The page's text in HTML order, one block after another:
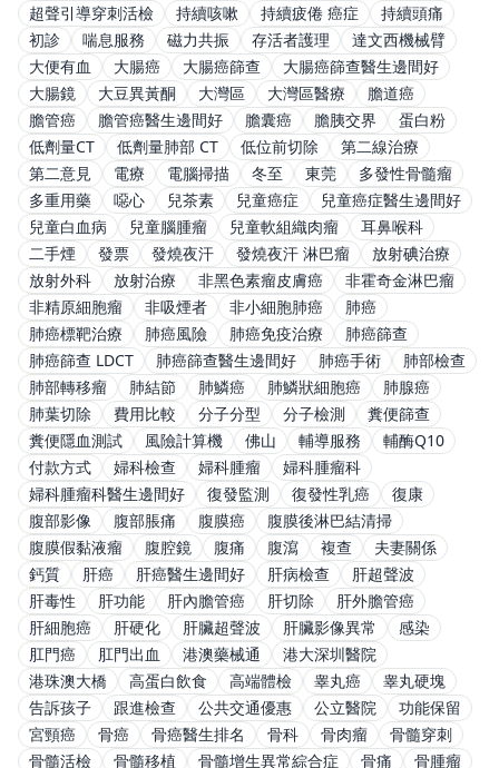
超聲引導穿刺活檢
持續咳嗽 持續疲倦 癌症
持續頭痛
初診
喘息服務 磁力共振 存活者護理
達文西機械臂
大便有血
大腸癌 大腸癌篩查
大腸癌篩查醫生邊間好
大腸鏡
大豆異黃酮 大灣區 大灣區醫療
膽道癌
膽管癌
膽管癌醫生邊間好 膽囊癌 膽胰交界
蛋白粉
低劑量CT
低劑量肺部 CT 低位前切除
第二線治療
第二意見
電療 電腦掃描 冬至 東莞
多發性骨髓瘤
多重用藥
噁心 兒茶素 兒童癌症
兒童癌症醫生邊間好
兒童白血病
兒童腦腫瘤 兒童軟組織肉瘤
耳鼻喉科
二手煙
發票 發燒夜汗 發燒夜汗 淋巴瘤
放射碘治療
放射外科
放射治療 非黑色素瘤皮膚癌
非霍奇金淋巴瘤
非精原細胞瘤
非吸煙者 非小細胞肺癌
肺癌
肺癌標靶治療
肺癌風險 肺癌免疫治療
肺癌篩查
肺癌篩查 LDCT
肺癌篩查醫生邊間好 肺癌手術
肺部檢查
肺部轉移瘤
肺結節 肺鱗癌 肺鱗狀細胞癌
肺腺癌
肺葉切除
費用比較 分子分型 分子檢測
糞便篩查
糞便隱血測試
風險計算機 佛山 輔導服務
輔酶Q10
付款方式
婦科檢查 婦科腫瘤
婦科腫瘤科
婦科腫瘤科醫生邊間好
復發監測 復發性乳癌
復康
腹部影像
腹部脹痛 腹膜癌
腹膜後淋巴結清掃
腹膜假黏液瘤
腹腔鏡 腹痛 腹瀉 複查
夫妻關係
鈣質
肝癌 肝癌醫生邊間好 肝病檢查
肝超聲波
肝毒性
肝功能 肝內膽管癌 肝切除
肝外膽管癌
肝細胞癌
肝硬化 肝臟超聲波 肝臟影像異常
感染
肛門癌
肛門出血 港澳藥械通
港大深圳醫院
港珠澳大橋
高蛋白飲食 高端體檢 睾丸癌
睾丸硬塊
告訴孩子
跟進檢查 公共交通優惠 公立醫院
功能保留
宮頸癌
骨癌 骨癌醫生排名 骨科 骨肉瘤
骨髓穿刺
骨髓活檢
骨髓移植 骨髓增生異常綜合症 骨痛
骨腫瘤